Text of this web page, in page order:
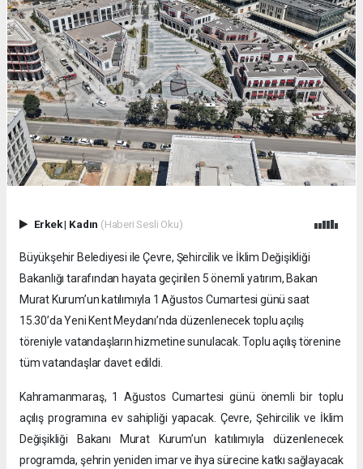
Erkek| Kadın (Haberi Sesli Oku)
Büyükşehir Belediyesi ile Çevre, Şehircilik ve İklim Değişikliği
Bakanlığı tarafından hayata geçirilen 5 önemli yatırım, Bakan
Murat Kurum’un katılımıyla 1 Ağustos Cumartesi günü saat
15.30’da Yeni Kent Meydanı’nda düzenlenecek toplu açılış
töreniyle vatandaşların hizmetine sunulacak. Toplu açılış törenine
tüm vatandaşlar davet edildi.
Kahramanmaraş, 1 Ağustos Cumartesi günü önemli bir toplu
açılış programına ev sahipliği yapacak. Çevre, Şehircilik ve İklim
Değişikliği Bakanı Murat Kurum’un katılımıyla düzenlenecek
programda, şehrin yeniden imar ve ihya sürecine katkı sağlayacak